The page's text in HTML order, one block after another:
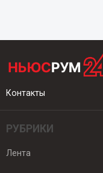
Контакты
РУБРИКИ
Лента